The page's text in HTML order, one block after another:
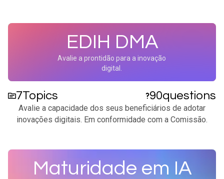
EDIH DMA
Avalie a prontidão para a inovação
digital.
7Topics 90questions
Avalie a capacidade dos seus beneficiários de adotar
inovações digitais. Em conformidade com a Comissão.
Maturidade em IA